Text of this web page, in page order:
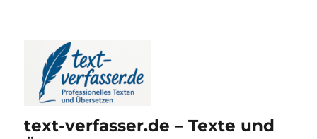
text-verfasser.de – Texte und